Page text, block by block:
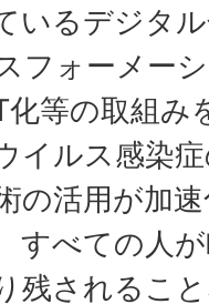
いるデジタ
フォーメー
等の取組み
イルス感染
の活用が加
すべての人
残されるこ